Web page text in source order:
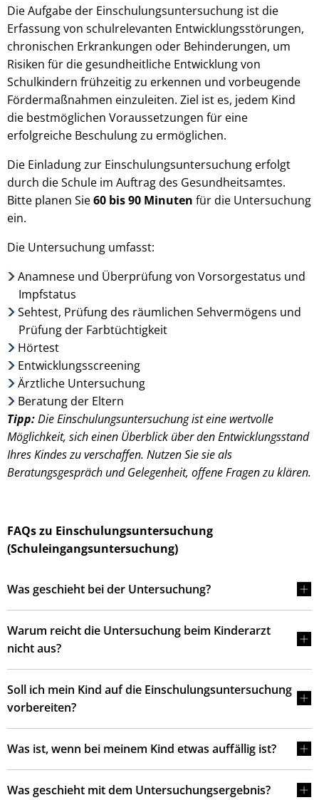
Die Aufgabe der Einschulungsuntersuchung ist die
Erfassung von schulrelevanten Entwicklungsstörungen,
chronischen Erkrankungen oder Behinderungen, um
Risiken für die gesundheitliche Entwicklung von
Schulkindern frühzeitig zu erkennen und vorbeugende
Fördermaßnahmen einzuleiten. Ziel ist es, jedem Kind
die bestmöglichen Voraussetzungen für eine
erfolgreiche Beschulung zu ermöglichen.
Die Einladung zur Einschulungsuntersuchung erfolgt
durch die Schule im Auftrag des Gesundheitsamtes.
Bitte planen Sie60 bis 90 Minuten für die Untersuchung
ein.
Die Untersuchung umfasst:
Anamnese und Überprüfung von Vorsorgestatus und
Impfstatus
Sehtest, Prüfung des räumlichen Sehvermögens und
Prüfung der Farbtüchtigkeit
Hörtest
Entwicklungsscreening
Ärztliche Untersuchung
Beratung der Eltern
Tipp:Die Einschulungsuntersuchung ist eine wertvolle
Möglichkeit, sich einen Überblick über den Entwicklungsstand
Ihres Kindes zu verschaffen. Nutzen Sie sie als
Beratungsgespräch und Gelegenheit, offene Fragen zu klären.
FAQs zu Einschulungsuntersuchung
(Schuleingangsuntersuchung)
Was geschieht bei der Untersuchung?
Warum reicht die Untersuchung beim Kinderarzt
nicht aus?
Soll ich mein Kind auf die Einschulungsuntersuchung
vorbereiten?
Was ist, wenn bei meinem Kind etwas auffällig ist?
Was geschieht mit dem Untersuchungsergebnis?